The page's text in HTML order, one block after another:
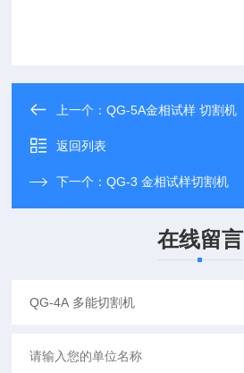
上一个：QG-5A金相试样 切割机
返回列表
下一个：QG-3 金相试样切割机
在线留言